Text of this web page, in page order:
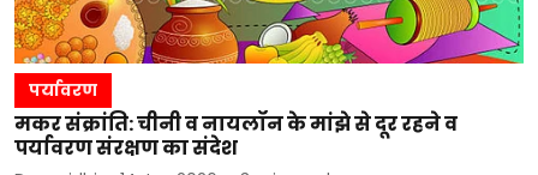
पर्यावरण
मकर संक्रांति: चीनी व नायलॉन के मांझे से दूर रहने व
पर्यावरण संरक्षण का संदेश